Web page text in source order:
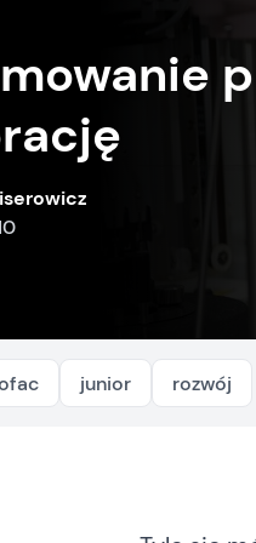
junior rozwój